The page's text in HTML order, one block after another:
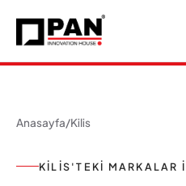
Anasayfa/Kilis
KILIS'TEKI MARKALAR